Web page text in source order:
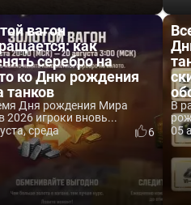
вагон
как
серебро на
ко Дню рождения
танков
Дня рождения Мира
2026 игроки вновь...
среда
6
В
05